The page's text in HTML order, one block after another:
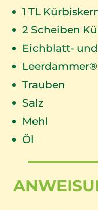
1 TL
2 Scheiben
Eichblatt-
Trauben
Salz
Mehl
Öl